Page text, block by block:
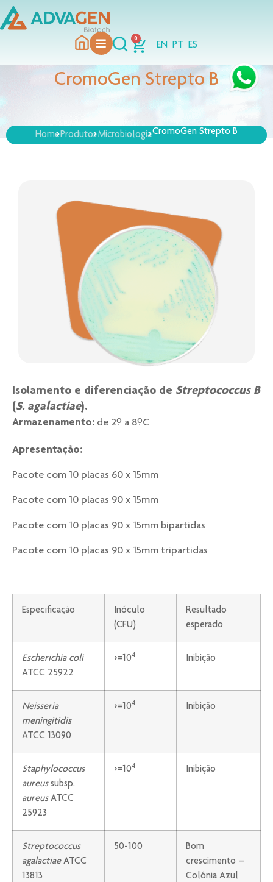
0
EN PT ES
CromoGen Strepto B
Home
>Produtos
>Microbiologia
>CromoGen Strepto B
Isolamento e diferenciação de Streptococcus B
(S. agalactiae).
Armazenamento: de 2º a 8ºC
Apresentação:
Pacote com 10 placas 60 x 15mm
Pacote com 10 placas 90 x 15mm
Pacote com 10 placas 90 x 15mm bipartidas
Pacote com 10 placas 90 x 15mm tripartidas
Especificação
Inóculo
(CFU)
Resultado
esperado
Escherichia coli
ATCC 25922
>=104 Inibição
Neisseria
meningitidis
ATCC 13090
>=104 Inibição
Staphylococcus
aureussubsp.
aureusATCC
25923
>=104 Inibição
Streptococcus
agalactiaeATCC
13813
50-100
Bom
crescimento –
Colônia Azul